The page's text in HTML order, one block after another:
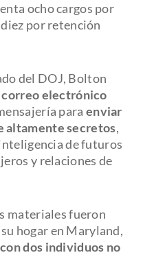
ocho cargos por
por retención
del DOJ, Bolton
correo electrónico
para enviar
altamente secretos,
de futuros
y relaciones de
materiales fueron
hogar en Maryland,
dos individuos no